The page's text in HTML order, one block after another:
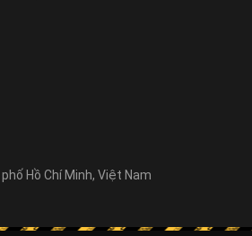
Hồ Chí Minh, Việt Nam